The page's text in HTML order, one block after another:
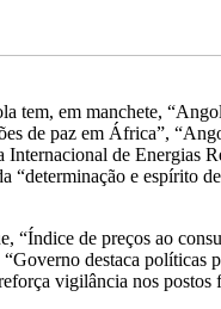
tem, em manchete,
de paz em África”,
Internacional de Energias
“determinação e espírito
“Índice de preços ao
destaca políticas
vigilância nos postos